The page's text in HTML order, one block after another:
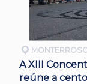
A XIII
reúne a